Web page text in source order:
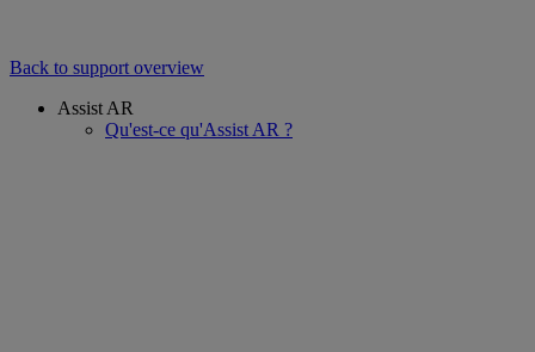
Back to support overview
Assist AR
Qu'est-ce qu'Assist AR ?